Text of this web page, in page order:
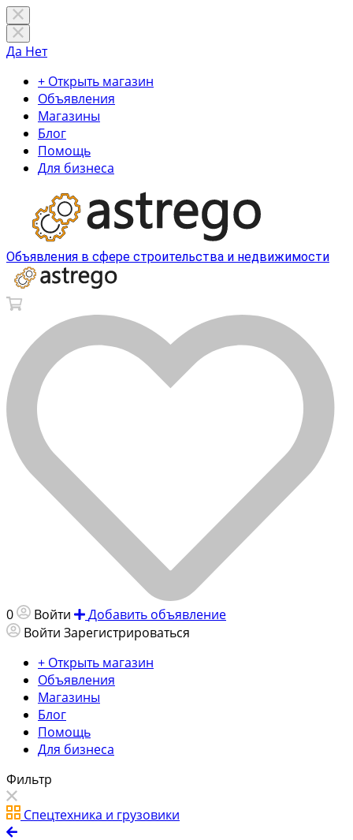
Да Нет
+ Открыть магазин
Объявления
Магазины
Блог
Помощь
Для бизнеса
Объявления в сфере строительства и недвижимости
0 Войти
Добавить объявление
Войти Зарегистрироваться
+ Открыть магазин
Объявления
Магазины
Блог
Помощь
Для бизнеса
Фильтр
Спецтехника и грузовики